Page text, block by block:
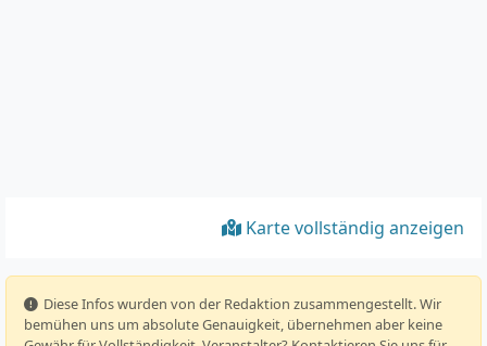
Karte vollständig anzeigen
️ Diese Infos wurden von der Redaktion zusammengestellt. Wir
bemühen uns um absolute Genauigkeit, übernehmen aber keine